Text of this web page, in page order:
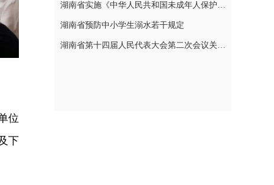
位
下
湖南省实施《中华人民共和国未成年人保护法》若干规定
湖南省预防中小学生溺水若干规定
湖南省第十四届人民代表大会第二次会议关于湖南省人民代表大会常务委员会工作报告的决议